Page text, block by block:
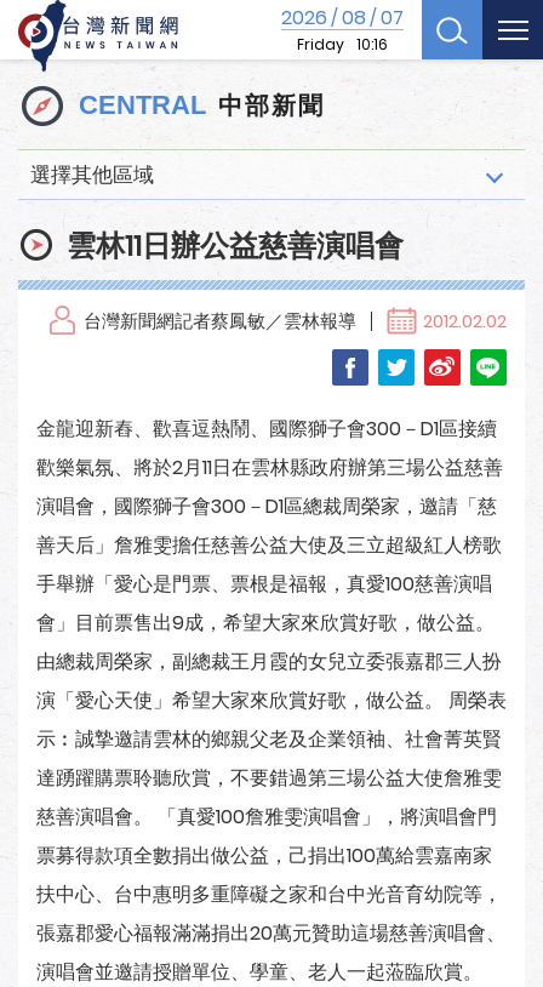
2026/08/07
Friday 10:16
CENTRAL 中部新聞
選擇其他區域
雲林11日辦公益慈善演唱會
台灣新聞網記者蔡鳳敏／雲林報導 2012.02.02
金龍迎新舂、歡喜逗熱鬧、國際獅子會300－D1區接續
歡樂氣氛、將於2月11日在雲林縣政府辦第三場公益慈善
演唱會，國際獅子會300－D1區總裁周榮家，邀請「慈
善天后」詹雅雯擔任慈善公益大使及三立超級紅人榜歌
手舉辦「愛心是門票、票根是福報，真愛100慈善演唱
會」目前票售出9成，希望大家來欣賞好歌，做公益。
由總裁周榮家，副總裁王月霞的女兒立委張嘉郡三人扮
演「愛心天使」希望大家來欣賞好歌，做公益。 周榮表
示︰誠摯邀請雲林的鄉親父老及企業領袖、社會菁英賢
達踴躍購票聆聽欣賞，不要錯過第三場公益大使詹雅雯
慈善演唱會。 「真愛100詹雅雯演唱會」，將演唱會門
票募得款項全數捐出做公益，己捐出100萬給雲嘉南家
扶中心、台中惠明多重障礙之家和台中光音育幼院等，
張嘉郡愛心福報滿滿捐出20萬元贊助這場慈善演唱會、
演唱會並邀請授贈單位、學童、老人一起蒞臨欣賞。